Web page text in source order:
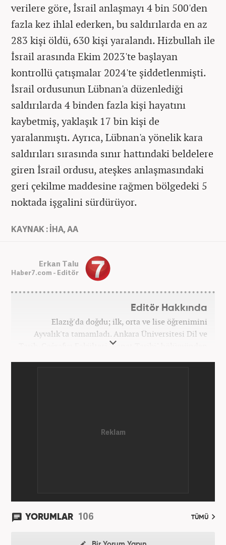
verilere göre, İsrail anlaşmayı 4 bin 500'den
fazla kez ihlal ederken, bu saldırılarda en az
283 kişi öldü, 630 kişi yaralandı. Hizbullah ile
İsrail arasında Ekim 2023'te başlayan
kontrollü çatışmalar 2024'te şiddetlenmişti.
İsrail ordusunun Lübnan'a düzenlediği
saldırılarda 4 binden fazla kişi hayatını
kaybetmiş, yaklaşık 17 bin kişi de
yaralanmıştı. Ayrıca, Lübnan'a yönelik kara
saldırıları sırasında sınır hattındaki beldelere
giren İsrail ordusu, ateşkes anlaşmasındaki
geri çekilme maddesine rağmen bölgedeki 5
noktada işgalini sürdürüyor.
KAYNAK : İHA, AA
Erkan Talu
Haber7.com - Editör
Editör Hakkında
Elazığ'da doğdu; ilk, orta ve lise öğrenimini
Ayvalık'ta tamamladı. Ankara Üniversitesi Dil ve
Tarih-Coğrafya Fakültesi "Sanat Tarihi" bölümünden
YORUMLAR 106 TÜMÜ